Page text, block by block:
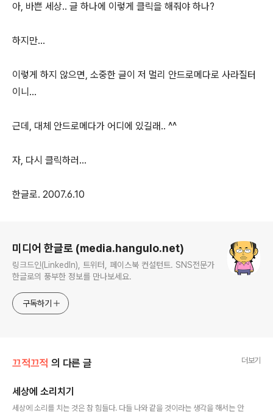
아, 바쁜 세상.. 글 하나에 이렇게 클릭을 해줘야 하나?
하지만...
이렇게 하지 않으면, 소중한 글이 저 멀리 안드로메다로 사라질터
이니...
근데, 대체 안드로메다가 어디에 있길래.. ^^
자, 다시 클릭하러...
한글로. 2007.6.10
미디어 한글로 (media.hangulo.net)
링크드인(LinkedIn), 트위터, 페이스북 컨설턴트. SNS전문가
한글로의 풍부한 정보를 만나보세요.
구독하기
끄적끄적 의 다른 글 더보기
세상에 소리치기
세상에 소리를 치는 것은 참 힘들다. 다들 나와 같을 것이라는 생각을 해서는 안